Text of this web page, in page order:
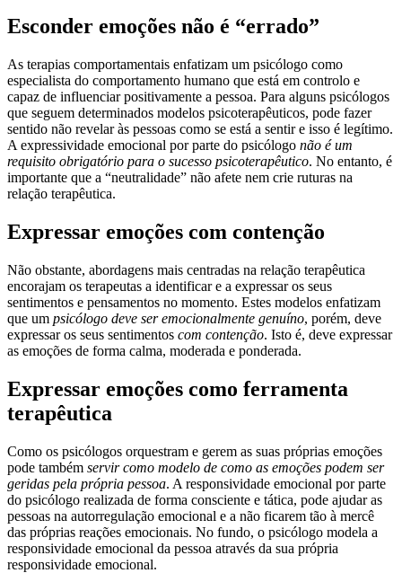
Esconder emoções não é “errado”
As terapias comportamentais enfatizam um psicólogo como
especialista do comportamento humano que está em controlo e
capaz de influenciar positivamente a pessoa. Para alguns psicólogos
que seguem determinados modelos psicoterapêuticos, pode fazer
sentido não revelar às pessoas como se está a sentir e isso é legítimo.
A expressividade emocional por parte do psicólogo não é um
requisito obrigatório para o sucesso psicoterapêutico. No entanto, é
importante que a “neutralidade” não afete nem crie ruturas na
relação terapêutica.
Expressar emoções com contenção
Não obstante, abordagens mais centradas na relação terapêutica
encorajam os terapeutas a identificar e a expressar os seus
sentimentos e pensamentos no momento. Estes modelos enfatizam
que um psicólogo deve ser emocionalmente genuíno, porém, deve
expressar os seus sentimentos com contenção. Isto é, deve expressar
as emoções de forma calma, moderada e ponderada.
Expressar emoções como ferramenta
terapêutica
Como os psicólogos orquestram e gerem as suas próprias emoções
pode também servir como modelo de como as emoções podem ser
geridas pela própria pessoa. A responsividade emocional por parte
do psicólogo realizada de forma consciente e tática, pode ajudar as
pessoas na autorregulação emocional e a não ficarem tão à mercê
das próprias reações emocionais. No fundo, o psicólogo modela a
responsividade emocional da pessoa através da sua própria
responsividade emocional.